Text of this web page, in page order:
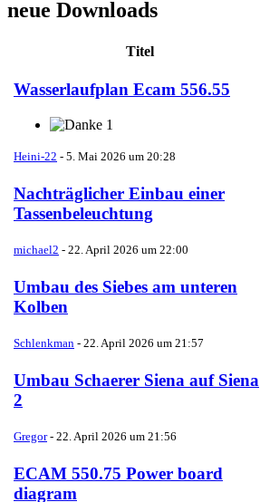
neue Downloads
Titel
Wasserlaufplan Ecam 556.55
1
Heini-22 - 5. Mai 2026 um 20:28
Nachträglicher Einbau einer
Tassenbeleuchtung
michael2 - 22. April 2026 um 22:00
Umbau des Siebes am unteren
Kolben
Schlenkman - 22. April 2026 um 21:57
Umbau Schaerer Siena auf Siena
2
Gregor- 22. April 2026 um 21:56
ECAM 550.75 Power board
diagram